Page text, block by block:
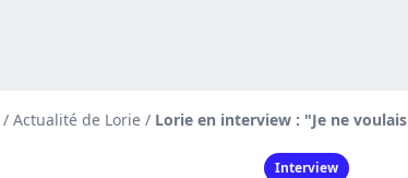
/ Actualité de Lorie / Lorie en interview : "Je ne
Interview